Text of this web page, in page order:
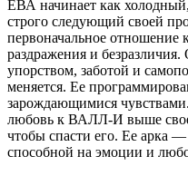
ЕВА начинает как
строго следующий своей
первоначальное
раздражения и
упорством, заботой и
меняется. Ее
зарождающимися
любовь к ВАЛЛ-И выше
чтобы спасти его. Ее арка
способной на эмоции и